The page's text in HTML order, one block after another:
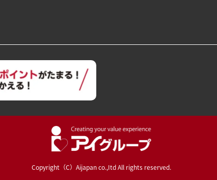
Copyright（C）Aijapan co.,Itd All rights reserved.